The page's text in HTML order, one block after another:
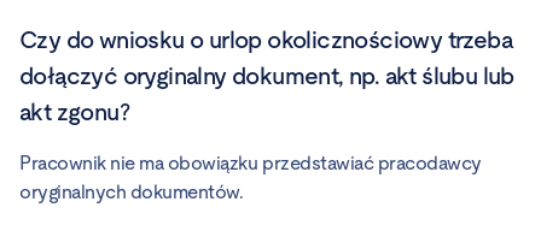
Czy do wniosku o urlop okolicznościowy trzeba
dołączyć oryginalny dokument, np. akt ślubu lub
akt zgonu?
Pracownik nie ma obowiązku przedstawiać pracodawcy
oryginalnych dokumentów.